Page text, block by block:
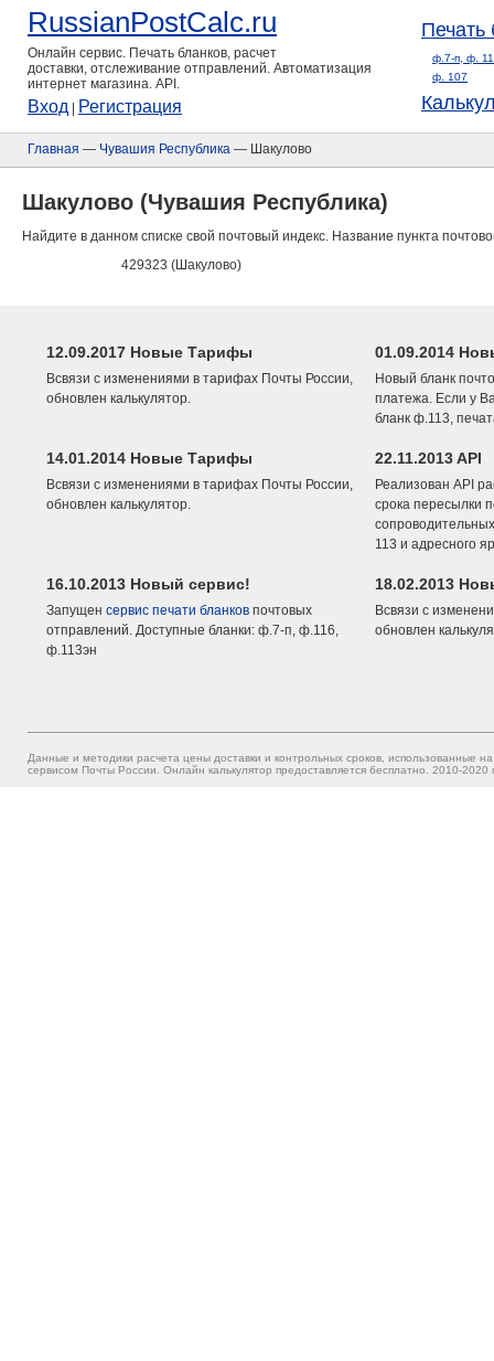
RussianPostCalc.ru
Онлайн сервис. Печать бланков, расчет
доставки, отслеживание отправлений. Автоматизация
интернет магазина. API.
Вход Регистрация
Печать
ф.7-п, ф.
ф. 107
Главная — Чувашия Республика — Шакулово
Шакулово (Чувашия Республика)
Найдите в данном списке свой почтовый индекс. Название пункта
429323 (Шакулово)
12.09.2017 Новые Тарифы
Всвязи с изменениями в тарифах Почты России,
обновлен калькулятор.
01.09.2014
Новый бланк
платежа. Если у
бланк ф.113,
14.01.2014 Новые Тарифы
Всвязи с изменениями в тарифах Почты России,
обновлен калькулятор.
22.11.2013 API
Реализован API
срока пересылки
113 и адресного
16.10.2013 Новый сервис!
Запущен сервис печати бланков почтовых
отправлений. Доступные бланки: ф.7-п, ф.116,
ф.113эн
18.02.2013
Всвязи с
обновлен
Данные и методики расчета цены доставки и контрольных сроков, использованные
сервисом Почты России. Онлайн калькулятор предоставляется бесплатно. 2010-2020